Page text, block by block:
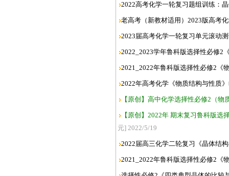
2022高考化学一轮复习题组训练：
老高考（新教材适用）2023版高考
2023届高考化学一轮复习单元滚动
2022_2023学年鲁科版选择性必修2
2021_2022年鲁科版选择性必修2《
2022年高考化学《物质结构与性质
【原创】高中化学选择性必修2（
【原创】2022年 期末复习鲁科版
元] 2022/5/19
2022届高三化学二轮复习《晶体结
2021_2022年鲁科版选择性必修2《